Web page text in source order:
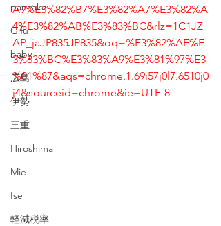
pancake
Gifu
baby
広島
伊勢
三重
Hiroshima
Mie
Ise
軽減税率
A9%E3%82%B7%E3%82%A7%E3%82%A
4%E3%82%AB%E3%83%BC&rlz=1C1JZ
AP_jaJP835JP835&oq=%E3%82%AF%E
3%83%BC%E3%83%A9%E3%81%97%E3
%81%87&aqs=chrome.1.69i57j0l7.6510j0
j4&sourceid=chrome&ie=UTF-8